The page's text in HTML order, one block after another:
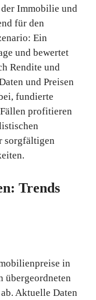
Immobilie und
für den
Ein
und bewertet
Rendite und
und Preisen
fundierte
profitieren
sorgfältigen
Trends
in
übergeordneten
Aktuelle Daten